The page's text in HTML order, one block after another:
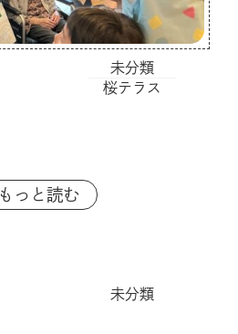
未分類
桜テラス
もっと読む
未分類